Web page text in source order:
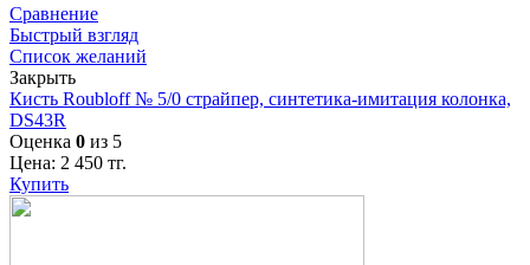
Сравнение
Быстрый взгляд
Список желаний
Закрыть
Кисть Roubloff № 5/0 страйпер, синтетика-имитация колонка,
DS43R
Оценка 0 из 5
Цена: 2 450 тг.
Купить